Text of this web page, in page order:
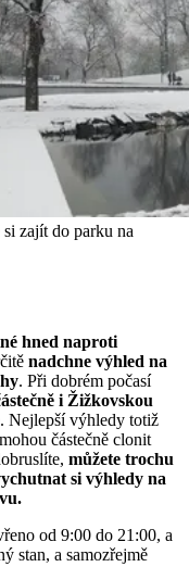
zajít do parku na
hned naproti
nadchne výhled na
. Při dobrém počasí
i Žižkovskou
Nejlepší výhledy totiž
částečně clonit
můžete trochu
si výhledy na
od 9:00 do 21:00, a
stan, a samozřejmě